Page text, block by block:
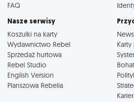
FAQ
Nasze serwisy
Koszulki na karty
Wydawnictwo Rebel
Sprzedaż hurtowa
Rebel Studio
English Version
Planszowa Rebelia